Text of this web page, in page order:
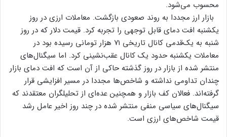
محسوب می‌شود.
بازار ارز مجددا به روند صعودی بازگشت. معاملات ارزی در روز
یکشنبه افت دمای قابل توجهی را تجربه کرد. قیمت دلار که در روز
شنبه به یک‌قدمی کانال تاریخی ۷۱ هزار تومانی رسیده بود در
معاملات یکشنبه حدود یک کانال عقب‌نشینی کرد. اما سیگنال‌های
منتشر شده از بازار در روز گذشته حاکی از آن است که افت دمای بازار
چندان تداومی نداشته و شاخص‌ها مجددا در مسیر افزایشی قرار
گرفته‌اند. فعالان کف بازار و همچنین عده‌ای از تحلیلگران معتقدند که
سیگنال‌های سیاسی منفی منتشر شده در چند روز اخیر عامل رشد
قیمت شاخص‌های ارزی است.